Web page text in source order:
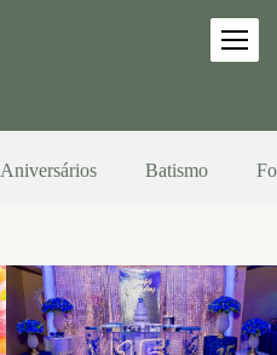
Aniversários Batismo